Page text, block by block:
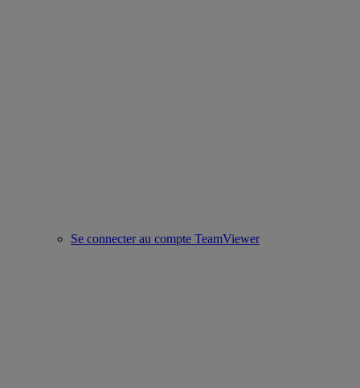
Se connecter au compte TeamViewer